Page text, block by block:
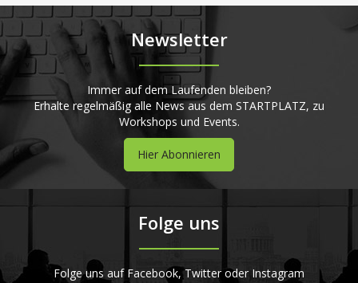
Newsletter
Immer auf dem Laufenden bleiben?
Erhalte regelmäßig alle News aus dem STARTPLATZ, zu
Workshops und Events.
Hier Abonnieren
Folge uns
Folge uns auf Facebook, Twitter oder Instagram